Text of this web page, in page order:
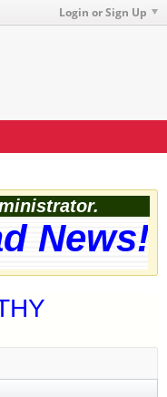
Login or Sign Up